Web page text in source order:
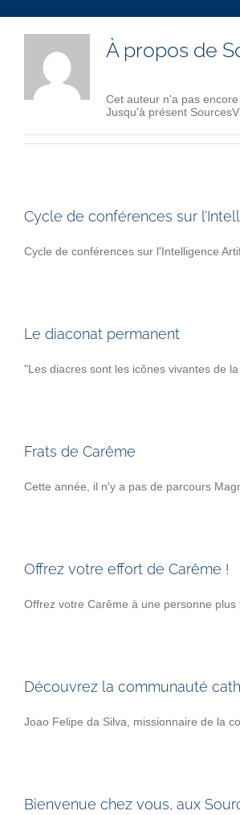
À propos de
Cet auteur n'a pas
Jusqu'à présent
Cycle de conférences sur
Cycle de conférences sur l'Intelligence
Le diaconat permanent
"Les diacres sont les icônes vivantes de
Frats de Carême
Cette année, il n'y a pas de parcours
Offrez votre effort de Carême !
Offrez votre Carême à une personne
Découvrez la communauté
Joao Felipe da Silva, missionnaire de la
Bienvenue chez vous, aux